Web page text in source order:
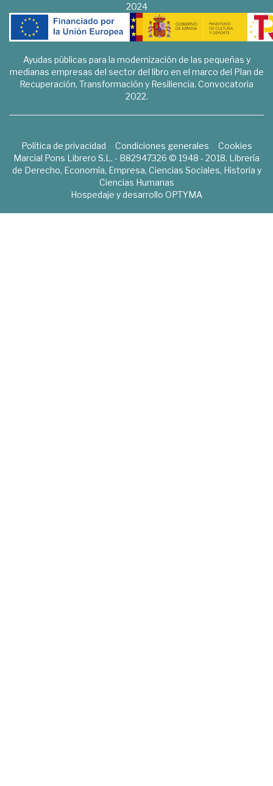
2024
Ayudas públicas para la modernización de las pequeñas y
medianas empresas del sector del libro en el marco del Plan de
Recuperación, Transformación y Resiliencia. Convocatoria
2022.
Política de privacidad Condiciones generales
Cookies
Marcial Pons Librero S.L. - B82947326 © 1948 - 2018. Librería
de Derecho, Economía, Empresa, Ciencias Sociales, Historia y
Ciencias Humanas
Hospedaje y desarrollo OPTYMA